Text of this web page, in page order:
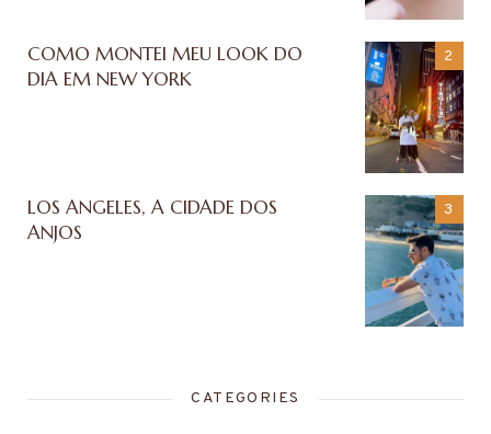
COMO MONTEI MEU LOOK DO
DIA EM NEW YORK
LOS ANGELES, A CIDADE DOS
ANJOS
CATEGORIES